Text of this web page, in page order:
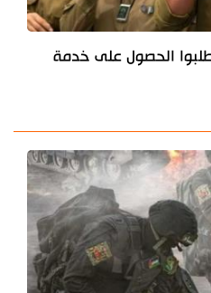
طلبوا الحصول على خدمة